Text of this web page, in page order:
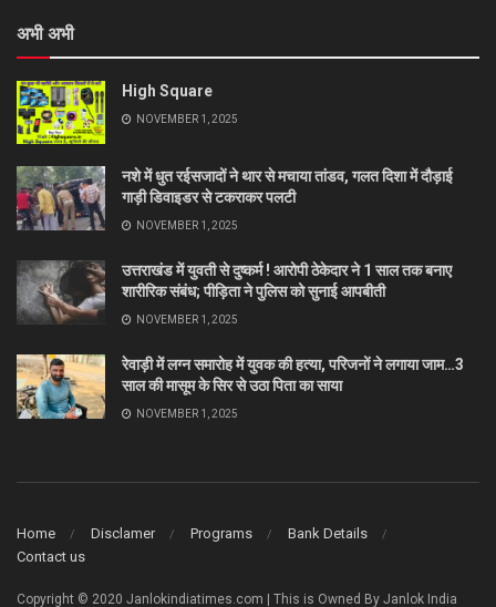
अभी अभी
High Square
NOVEMBER 1, 2025
नशे में धुत रईसजादों ने थार से मचाया तांडव, गलत दिशा में दौड़ाई
गाड़ी डिवाइडर से टकराकर पलटी
NOVEMBER 1, 2025
उत्तराखंड में युवती से दुष्कर्म ! आरोपी ठेकेदार ने 1 साल तक बनाए
शारीरिक संबंध; पीड़िता ने पुलिस को सुनाई आपबीती
NOVEMBER 1, 2025
रेवाड़ी में लग्न समारोह में युवक की हत्या, परिजनों ने लगाया जाम…3
साल की मासूम के सिर से उठा पिता का साया
NOVEMBER 1, 2025
Home Disclamer Programs
Bank Details
Contact us
Copyright © 2020 Janlokindiatimes.com | This is Owned By Janlok India